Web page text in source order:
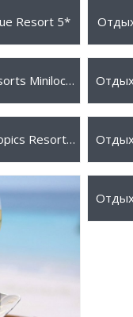
Resort 5* 613
Отдых на Филиппинах — в EL Nido Resorts Miniloс Island 4* 604
Отдых на Филиппинах — в Boracay Tropics Resort 4* 998